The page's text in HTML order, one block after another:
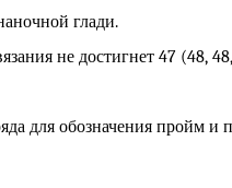
глади.
не достигнет 47 (48,
для обозначения пройм и